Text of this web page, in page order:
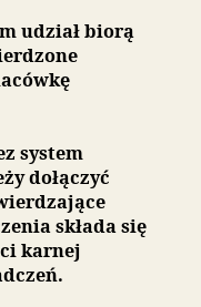
elektroniczną)
iwysyła w
pierwszego
stronę
pierwszego
e-dowodem
oznacza, że
w rekrutacji.